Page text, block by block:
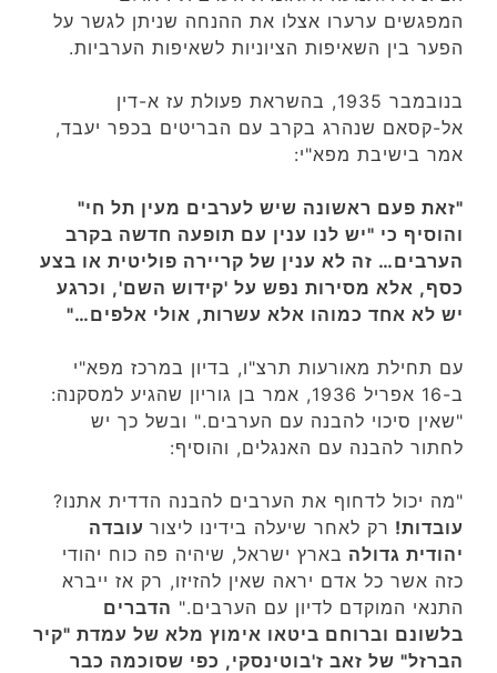
המפגשים ערערו אצלו את ההנחה שניתן לגשר על
הפער בין השאיפות הציוניות לשאיפות הערביות.
בנובמבר 1935, בהשראת פעולת עז א-דין
אל-קסאם שנהרג בקרב עם הבריטים בכפר יעבד,
אמר בישיבת מפא"י:
"זאת פעם ראשונה שיש לערבים מעין תל חי"
והוסיף כי "יש לנו ענין עם תופעה חדשה בקרב
הערבים… זה לא ענין של קריירה פוליטית או בצע
כסף, אלא מסירות נפש על 'קידוש השם', וכרגע
יש לא אחד כמוהו אלא עשרות, אולי אלפים…"
עם תחילת מאורעות תרצ"ו, בדיון במרכז מפא"י
ב-16 אפריל 1936, אמר בן גוריון שהגיע למסקנה:
"שאין סיכוי להבנה עם הערבים." ובשל כך יש
לחתור להבנה עם האנגלים, והוסיף:
"מה יכול לדחוף את הערבים להבנה הדדית אתנו?
עובדות! רק לאחר שיעלה בידינו ליצור עובדה
יהודית גדולה בארץ ישראל, שיהיה פה כוח יהודי
כזה אשר כל אדם יראה שאין להזיזו, רק אז ייברא
התנאי המוקדם לדיון עם הערבים." הדברים
בלשונם וברוחם ביטאו אימוץ מלא של עמדת "קיר
הברזל" של זאב ז'בוטינסקי, כפי שסוכמה כבר